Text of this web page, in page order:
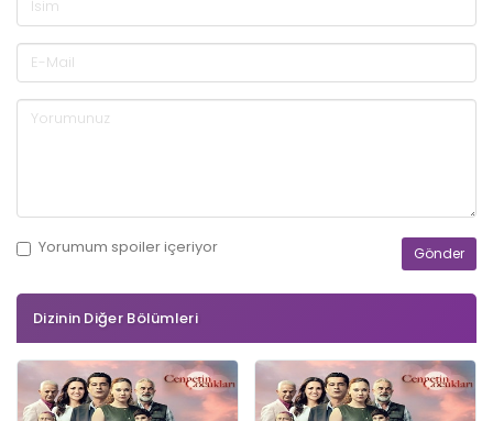
Yorumum spoileriçeriyor
Dizinin Diğer Bölümleri